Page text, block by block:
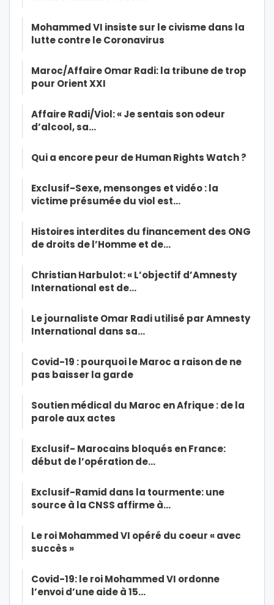
Mohammed VI insiste sur le civisme dans la
lutte contre le Coronavirus
Maroc/Affaire Omar Radi: la tribune de trop
pour Orient XXI
Affaire Radi/Viol: « Je sentais son odeur
d’alcool, sa…
Qui a encore peur de Human Rights Watch ?
Exclusif-Sexe, mensonges et vidéo : la
victime présumée du viol est…
Histoires interdites du financement des ONG
de droits de l’Homme et de…
Christian Harbulot: « L’objectif d’Amnesty
International est de…
Le journaliste Omar Radi utilisé par Amnesty
International dans sa…
Covid-19 : pourquoi le Maroc a raison de ne
pas baisser la garde
Soutien médical du Maroc en Afrique : de la
parole aux actes
Exclusif- Marocains bloqués en France:
début de l’opération de…
Exclusif-Ramid dans la tourmente: une
source à la CNSS affirme à…
Le roi Mohammed VI opéré du coeur « avec
succès »
Covid-19: le roi Mohammed VI ordonne
l’envoi d’une aide à 15…